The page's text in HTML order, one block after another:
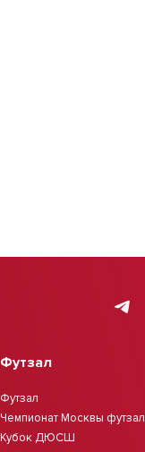
Футзал
Футзал
Чемпионат Москвы футзал
Кубок ДЮСШ